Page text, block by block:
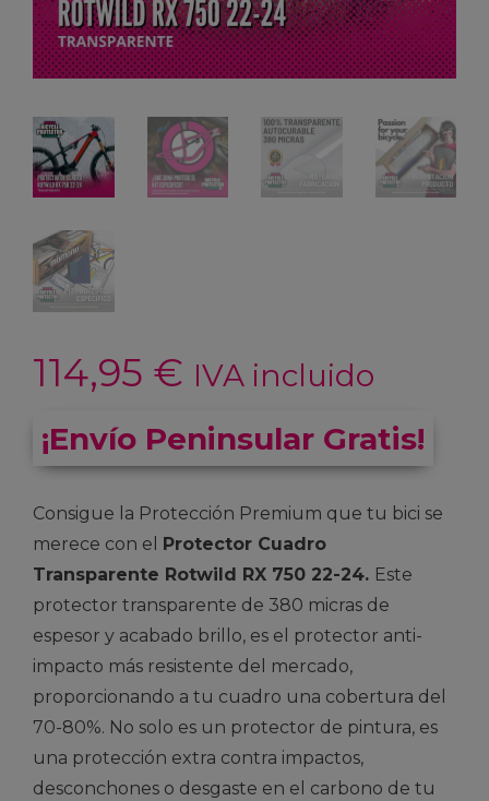
114,95 € IVA incluido
¡Envío Peninsular Gratis!
Consigue la Protección Premium que tu bici se
merece con el
Protector Cuadro
Transparente Rotwild RX 750 22-24. Este
protector transparente de 380 micras de
espesor y acabado brillo, es el protector anti-
impacto más resistente del mercado,
proporcionando a tu cuadro una cobertura del
70-80%. No solo es un protector de pintura, es
una protección extra contra impactos,
desconchones o desgaste en el carbono de tu